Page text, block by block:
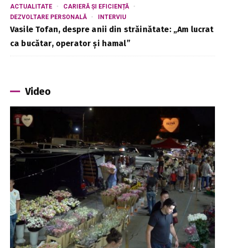
ACTUALITATE
CARIERĂ ȘI EFICIENȚĂ
DEZVOLTARE PERSONALĂ
INTERVIU
Vasile Tofan, despre anii din străinătate: „Am lucrat
ca bucătar, operator și hamal”
Video